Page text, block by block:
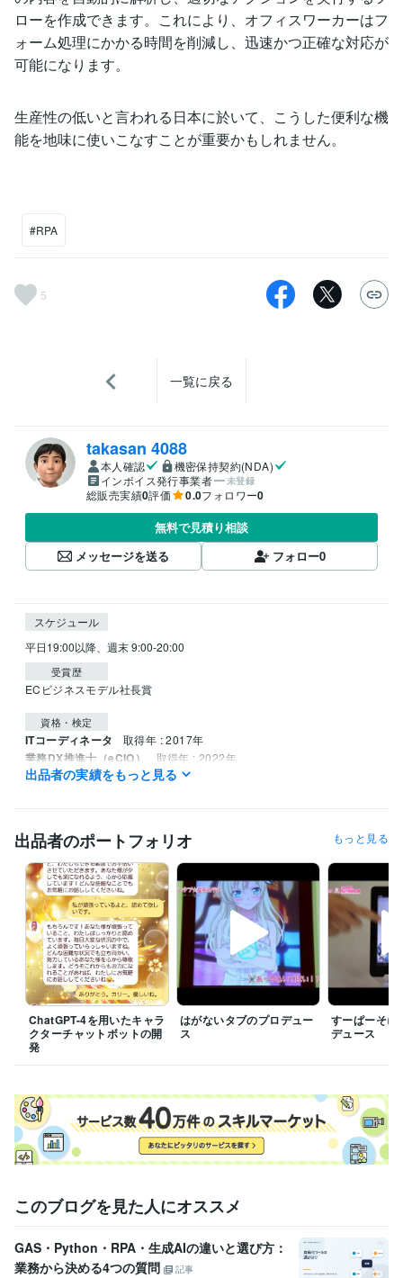
ローを作成できます。これにより、オフィスワーカーはフ
ォーム処理にかかる時間を削減し、迅速かつ正確な対応が
可能になります。
生産性の低いと言われる日本に於いて、こうした便利な機
能を地味に使いこなすことが重要かもしれません。
#RPA
5
一覧に戻る
takasan 4088
本人確認
機密保持契約(NDA)
インボイス発行事業者
未登録
総販売実績0評価 0.0フォロワー0
無料で見積り相談
メッセージを送る
フォロー0
スケジュール
平日19:00以降、週末 9:00-20:00
受賞歴
ECビジネスモデル社長賞
資格・検定
ITコーディネータ 取得年 : 2017年
業務DX推進士（eCIO） 取得年 : 2022年
TOEIC 735 取得年 : 2007年
ITコーディネータ（ITC） 取得年 : 2014年
得意分野
ビジネス代行・事務代行 コラムの執筆
ビジネス代行
集客・マーケティング相談 ウェビナー講師代行
経営・AI・DX
学歴
日本大学 1985年3月 ~ 1989年2月
出品者の実績をもっと見る
出品者のポートフォリオ もっと見る
ChatGPT-4を用いたキャラ
クターチャットボットの開
発
はがないタブのプロデュー
ス
すーぱーそに
デュース
このブログを見た人にオススメ
GAS・Python・RPA・生成AIの違いと選び方：
業務から決める4つの質問
記事